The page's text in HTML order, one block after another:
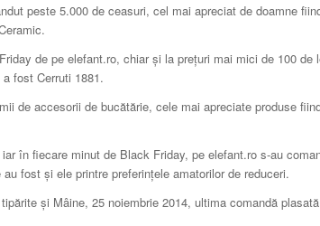
peste 5.000 de ceasuri, cel mai apreciat de doamne
de pe elefant.ro, chiar și la prețuri mai mici de 100 de
fost Cerruti 1881.
de accesorii de bucătărie, cele mai apreciate produse
în fiecare minut de Black Friday, pe elefant.ro s-au
fost și ele printre preferințele amatorilor de reduceri.
și Mâine, 25 noiembrie 2014, ultima comandă